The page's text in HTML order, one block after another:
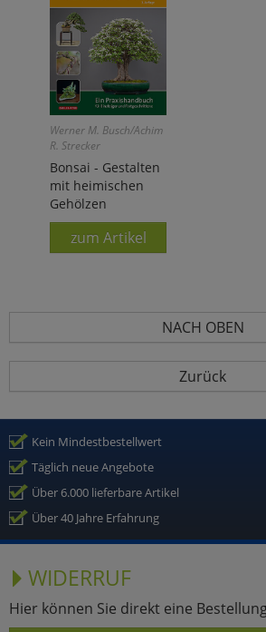
Werner M. Busch/Achim
R. Strecker
Bonsai - Gestalten
mit heimischen
Gehölzen
zum Artikel
NACH OBEN
Zurück
Kein Mindestbestellwert
Täglich neue Angebote
Über 6.000 lieferbare Artikel
Über 40 Jahre Erfahrung
WIDERRUF
Hier können Sie direkt eine